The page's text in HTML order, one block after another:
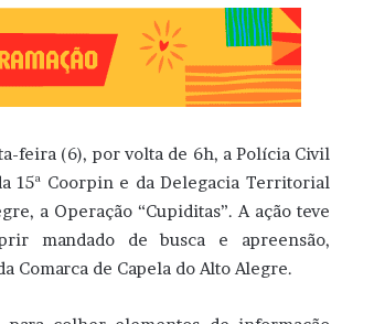
feira (6), por volta de 6h, a Polícia Civil
15ª Coorpin e da Delegacia Territorial
a Operação “Cupiditas”. A ação teve
mandado de busca e apreensão,
Comarca de Capela do Alto Alegre.